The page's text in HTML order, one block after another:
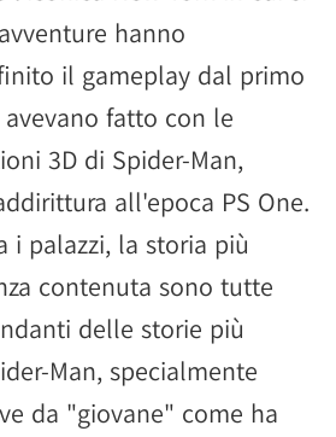
hanno
il gameplay dal primo
fatto con le
3D di Spider-Man,
all'epoca PS One.
i palazzi, la storia più
contenuta sono tutte
delle storie più
Man, specialmente
da "giovane" come ha